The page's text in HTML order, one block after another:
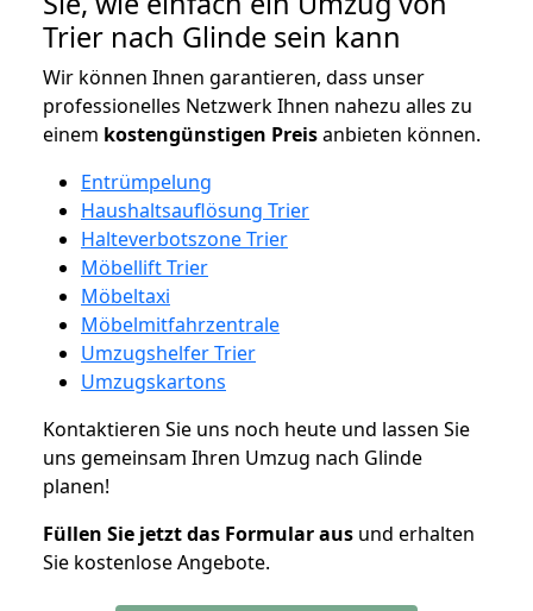
Trier nach Glinde sein kann
Wir können Ihnen garantieren, dass unser
professionelles Netzwerk Ihnen nahezu alles zu
einem kostengünstigen Preisanbieten können.
Entrümpelung
Haushaltsauflösung Trier
Halteverbotszone Trier
Möbellift Trier
Möbeltaxi
Möbelmitfahrzentrale
Umzugshelfer Trier
Umzugskartons
Kontaktieren Sie uns noch heute und lassen Sie
uns gemeinsam Ihren Umzug nach Glinde
planen!
Füllen Sie jetzt das Formular aus und erhalten
Sie kostenlose Angebote.